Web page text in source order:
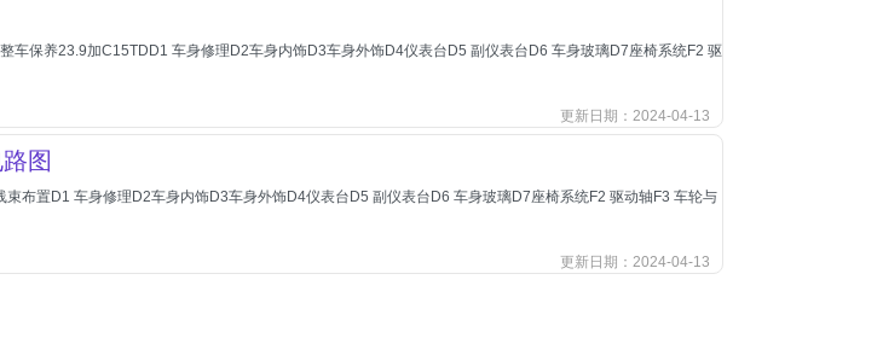
车保养23.9加C15TDD1 车身修理D2车身内饰D3车身外饰D4仪表台D5 副仪表台D6 车身玻璃D7座椅系统F2 驱
更新日期：2024-04-13
图
布置D1 车身修理D2车身内饰D3车身外饰D4仪表台D5 副仪表台D6 车身玻璃D7座椅系统F2 驱动轴F3 车轮与
更新日期：2024-04-13